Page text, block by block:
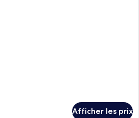
Afficher les prix